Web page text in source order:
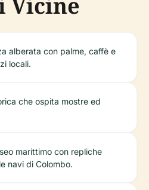
alberata con palme, caffè e
locali.
che ospita mostre ed
marittimo con repliche
navi di Colombo.